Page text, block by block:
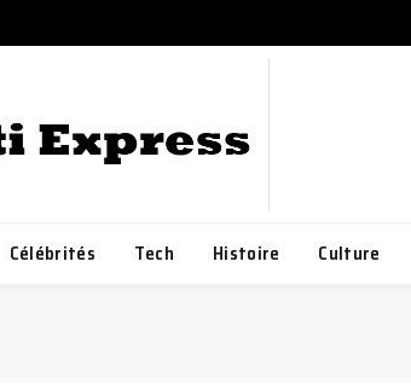
Célébrités Tech Histoire Culture